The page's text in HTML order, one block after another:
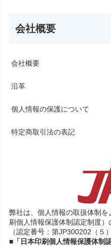
会社概要
会社概要
沿革
個人情報の保護について
特定商取引法の表記
弊社は、個人情報の取扱体制
刷個人情報保護体制認定制度）
（認定番号：第JP300202（５）
■「日本印刷個人情報保護体制